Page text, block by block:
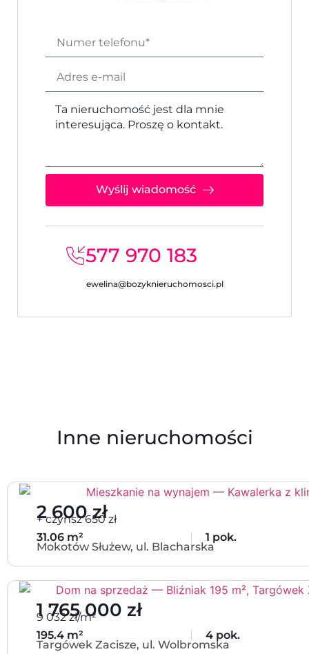
Wyślij wiadomość
577 970 183
ewelina@bozyknieruchomosci.pl
Inne nieruchomości
2 600 zł
+ czynsz 650 zł
31.06 m²
1 pok.
Mokotów Służew, ul. Blacharska
1 765 000 zł
9 032 zł/m²
195.4 m²
4 pok.
Targówek Zacisze, ul. Wolbromska